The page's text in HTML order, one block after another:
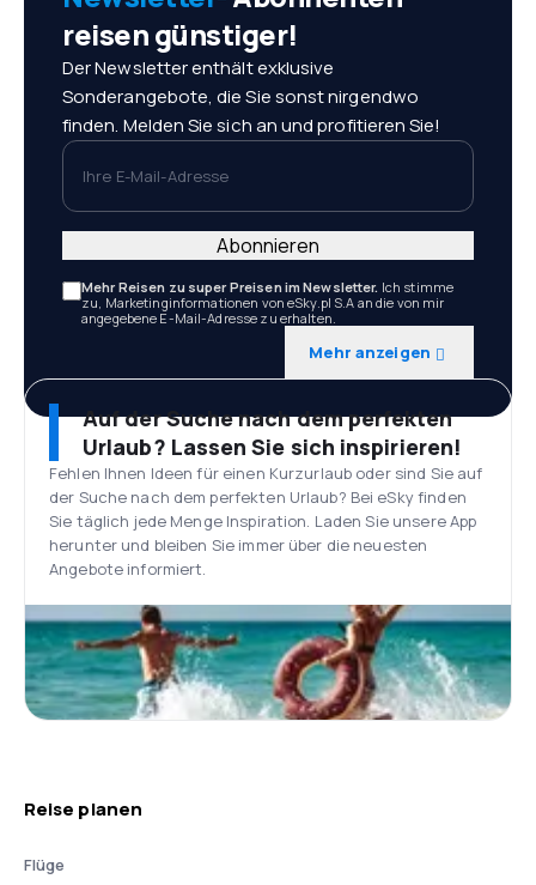
reisen günstiger!
Der Newsletter enthält exklusive
Sonderangebote, die Sie sonst nirgendwo
finden. Melden Sie sich an und profitieren Sie!
Ihre E-Mail-Adresse
Mehr Reisen zu super Preisen im Newsletter. Ich stimme
zu, Marketinginformationen von eSky.pl S.A an die von mir
angegebene E-Mail-Adresse zu erhalten.
Mehr anzeigen
Abonnieren
Auf der Suche nach dem perfekten
Urlaub? Lassen Sie sich inspirieren!
Fehlen Ihnen Ideen für einen Kurzurlaub oder sind Sie auf
der Suche nach dem perfekten Urlaub? Bei eSky finden
Sie täglich jede Menge Inspiration. Laden Sie unsere App
herunter und bleiben Sie immer über die neuesten
Angebote informiert.
Reise planen
Flüge